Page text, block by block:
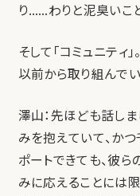
り……わりと泥臭いこと
そして「コミュニティ
以前から取り組んでい
澤山：先ほども話し
みを抱えていて、か
ポートできても、彼
みに応えることには